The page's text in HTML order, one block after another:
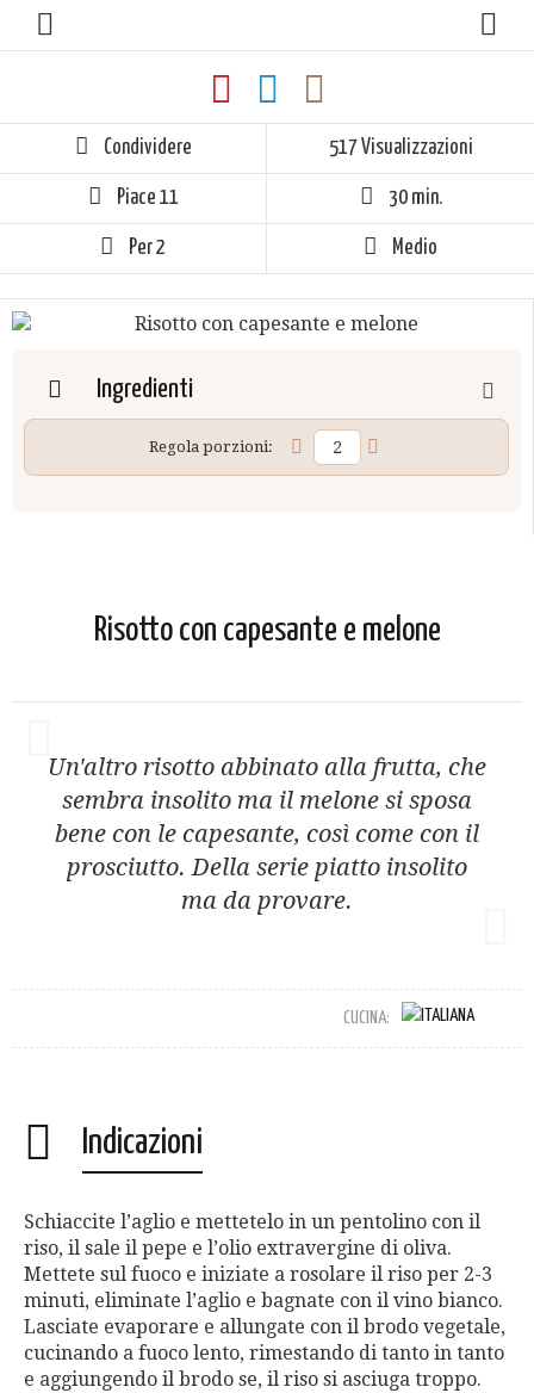
Condividere 517 Visualizzazioni
Piace 11 30 min.
Per 2 Medio
Ingredienti
Regola porzioni:
Risotto con capesante e melone
Un'altro risotto abbinato alla frutta, che
sembra insolito ma il melone si sposa
bene con le capesante, così come con il
prosciutto. Della serie piatto insolito
ma da provare.
CUCINA:
Indicazioni
Schiaccite l’aglio e mettetelo in un pentolino con il
riso, il sale il pepe e l’olio extravergine di oliva.
Mettete sul fuoco e iniziate a rosolare il riso per 2-3
minuti, eliminate l’aglio e bagnate con il vino bianco.
Lasciate evaporare e allungate con il brodo vegetale,
cucinando a fuoco lento, rimestando di tanto in tanto
e aggiungendo il brodo se, il riso si asciuga troppo.